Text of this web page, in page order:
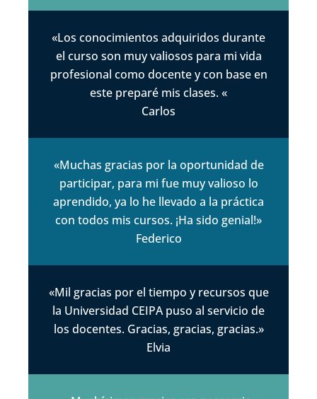
«Los conocimientos adquiridos durante
el curso son muy valiosos para mi vida
profesional como docente y con base en
este preparé mis clases. «
Carlos
«Muchas gracias por la oportunidad de
participar, para mi fue muy valioso lo
aprendido, ya lo he llevado a la práctica
con todos mis cursos. ¡Ha sido genial!»
Federico
«Mil gracias por el tiempo y recursos que
la Universidad CEIPA puso al servicio de
los docentes. Gracias, gracias, gracias.»
Elvia